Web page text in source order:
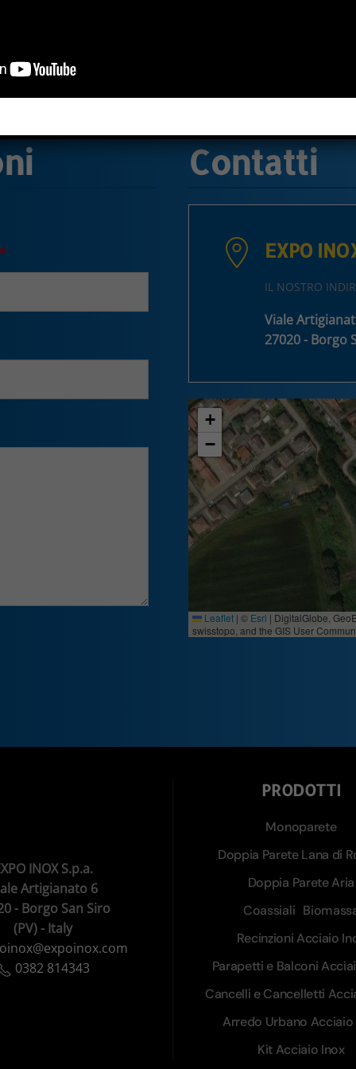
*
Contatti
EXPO
IL NOSTRO
Viale
27020 - Borgo
+
−
Leaflet | © Esri | DigitalGlobe,
swisstopo, and the GIS User
INOX S.p.a.
Artigianato 6
- Borgo San Siro
(PV) - Italy
0382 814343
PRODOTTI
Monoparete
Doppia Parete Lana di
Doppia Parete Aria
Coassiali
Recinzioni Acciaio
Parapetti e Balconi
Cancelli e Cancelletti
Arredo Urbano Acciaio
Kit Acciaio Inox